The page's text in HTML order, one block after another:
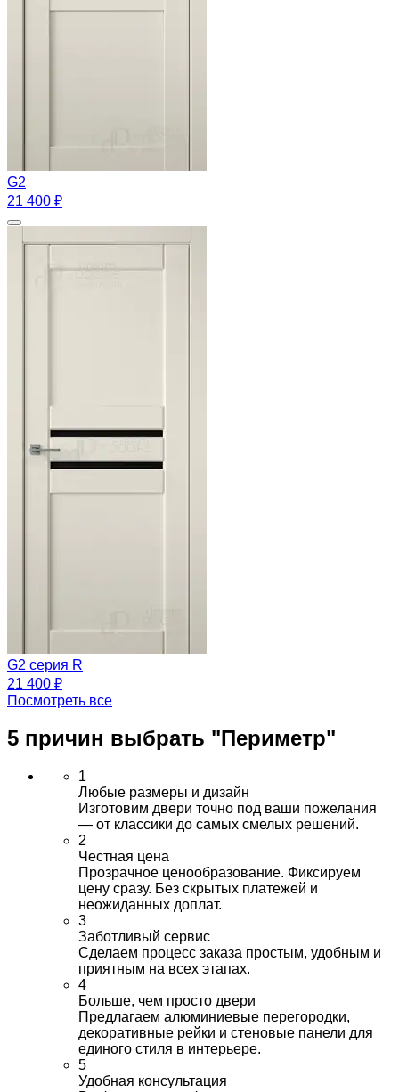
G2
21 400 ₽
G2 серия R
21 400 ₽
Посмотреть все
5 причин выбрать "Периметр"
1
Любые размеры и дизайн
Изготовим двери точно под ваши пожелания
— от классики до самых смелых решений.
2
Честная цена
Прозрачное ценообразование. Фиксируем
цену сразу. Без скрытых платежей и
неожиданных доплат.
3
Заботливый сервис
Сделаем процесс заказа простым, удобным и
приятным на всех этапах.
4
Больше, чем просто двери
Предлагаем алюминиевые перегородки,
декоративные рейки и стеновые панели для
единого стиля в интерьере.
5
Удобная консультация